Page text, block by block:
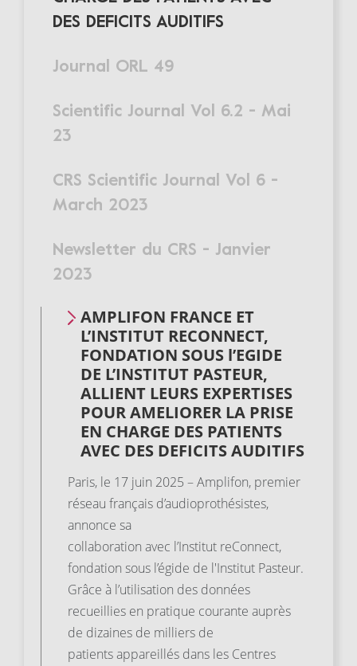
DES DEFICITS AUDITIFS
Journal ORL 49
Scientific Journal Vol 6.2 - Mai
23
CRS Scientific Journal Vol 6 -
March 2023
Newsletter du CRS - Janvier
2023
AMPLIFON FRANCE ET
L’INSTITUT RECONNECT,
FONDATION SOUS l’EGIDE
DE L’INSTITUT PASTEUR,
ALLIENT LEURS EXPERTISES
POUR AMELIORER LA PRISE
EN CHARGE DES PATIENTS
AVEC DES DEFICITS AUDITIFS
Paris, le 17 juin 2025 – Amplifon, premier
réseau français d’audioprothésistes,
annonce sa
collaboration avec l’Institut reConnect,
fondation sous l’égide de l'Institut Pasteur.
Grâce à l’utilisation des données
recueillies en pratique courante auprès
de dizaines de milliers de
patients appareillés dans les Centres